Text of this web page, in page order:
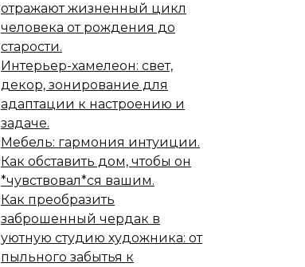
отражают жизненный цикл
человека от рождения до
старости.
Интерьер-хамелеон: свет,
декор, зонирование для
адаптации к настроению и
задаче.
Мебель: гармония интуиции.
Как обставить дом, чтобы он
*чувствовал*ся вашим.
Как преобразить
заброшенный чердак в
уютную студию художника: от
пыльного забытья к